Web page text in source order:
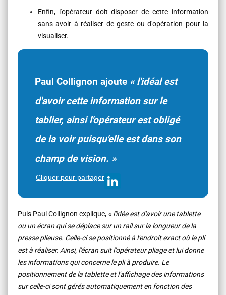
Enfin, l'opérateur doit disposer de cette information
sans avoir à réaliser de geste ou d'opération pour la
visualiser.
Paul Collignon ajoute «l'idéal est
d'avoir cette information sur le
tablier, ainsi l'opérateur est obligé
de la voir puisqu'elle est dans son
champ de vision. »
Cliquer pour partager
Puis Paul Collignon explique, «l'idée est d'avoir une tablette
ou un écran qui se déplace sur un rail sur la longueur de la
presse plieuse. Celle-ci se positionné à l'endroit exact où le pli
est à réaliser. Ainsi, l'écran suit l'opérateur pliage et lui donne
les informations qui concerne le pli à produire. Le
positionnement de la tablette et l'affichage des informations
sur celle-ci sont gérés automatiquement en fonction des